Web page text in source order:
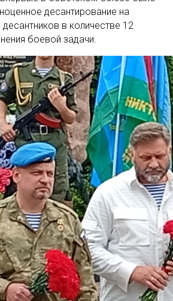
десантирование на
в количестве 12
боевой задачи.